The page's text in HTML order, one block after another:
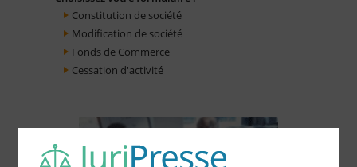
Constitution de société
Modification de société
Fonds de Commerce
Cessation d'activité